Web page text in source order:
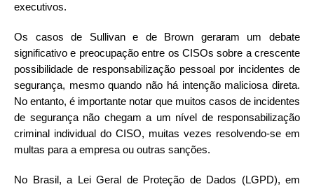
executivos.
Os casos de Sullivan e de Brown geraram um debate
significativo e preocupação entre os CISOs sobre a crescente
possibilidade de responsabilização pessoal por incidentes de
segurança, mesmo quando não há intenção maliciosa direta.
No entanto, é importante notar que muitos casos de incidentes
de segurança não chegam a um nível de responsabilização
criminal individual do CISO, muitas vezes resolvendo-se em
multas para a empresa ou outras sanções.
No Brasil, a Lei Geral de Proteção de Dados (LGPD), em